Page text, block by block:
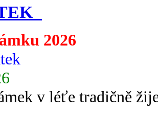
2026
v léťe tradičně